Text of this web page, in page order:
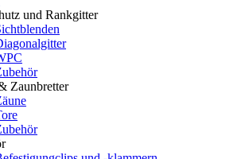
und Rankgitter
Zaunbretter